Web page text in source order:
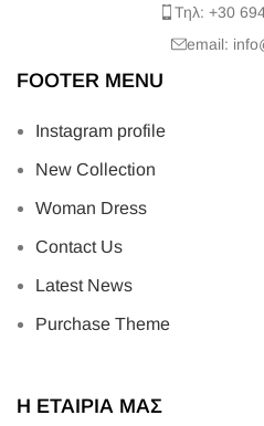
Τηλ: +30
email:
FOOTER MENU
Instagram profile
New Collection
Woman Dress
Contact Us
Latest News
Purchase Theme
Η ΕΤΑΙΡΙΑ ΜΑΣ